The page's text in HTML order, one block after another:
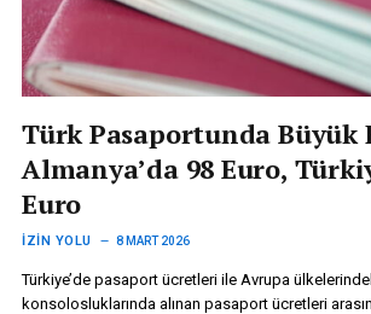
Türk Pasaportunda Büyük
Almanya’da 98 Euro,
Euro
İZIN YOLU 8 MART 2026
Türkiye’de pasaport ücretleri ile Avrupa
konsolosluklarında alınan pasaport ücretleri